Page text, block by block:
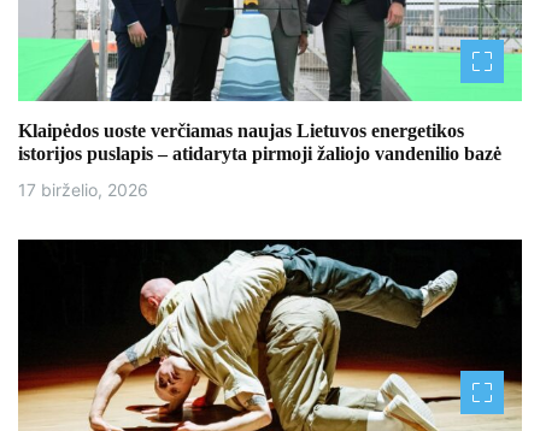
Klaipėdos uoste verčiamas naujas Lietuvos energetikos
istorijos puslapis – atidaryta pirmoji žaliojo vandenilio bazė
17 birželio, 2026